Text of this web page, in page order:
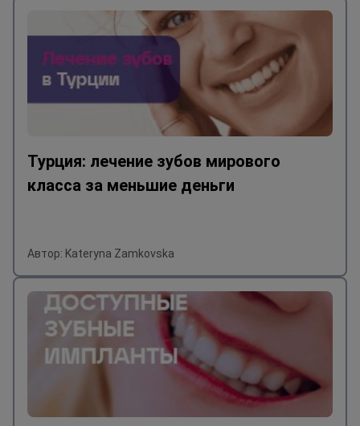
Турция: лечение зубов мирового
класса за меньшие деньги
Автор: Kateryna Zamkovska